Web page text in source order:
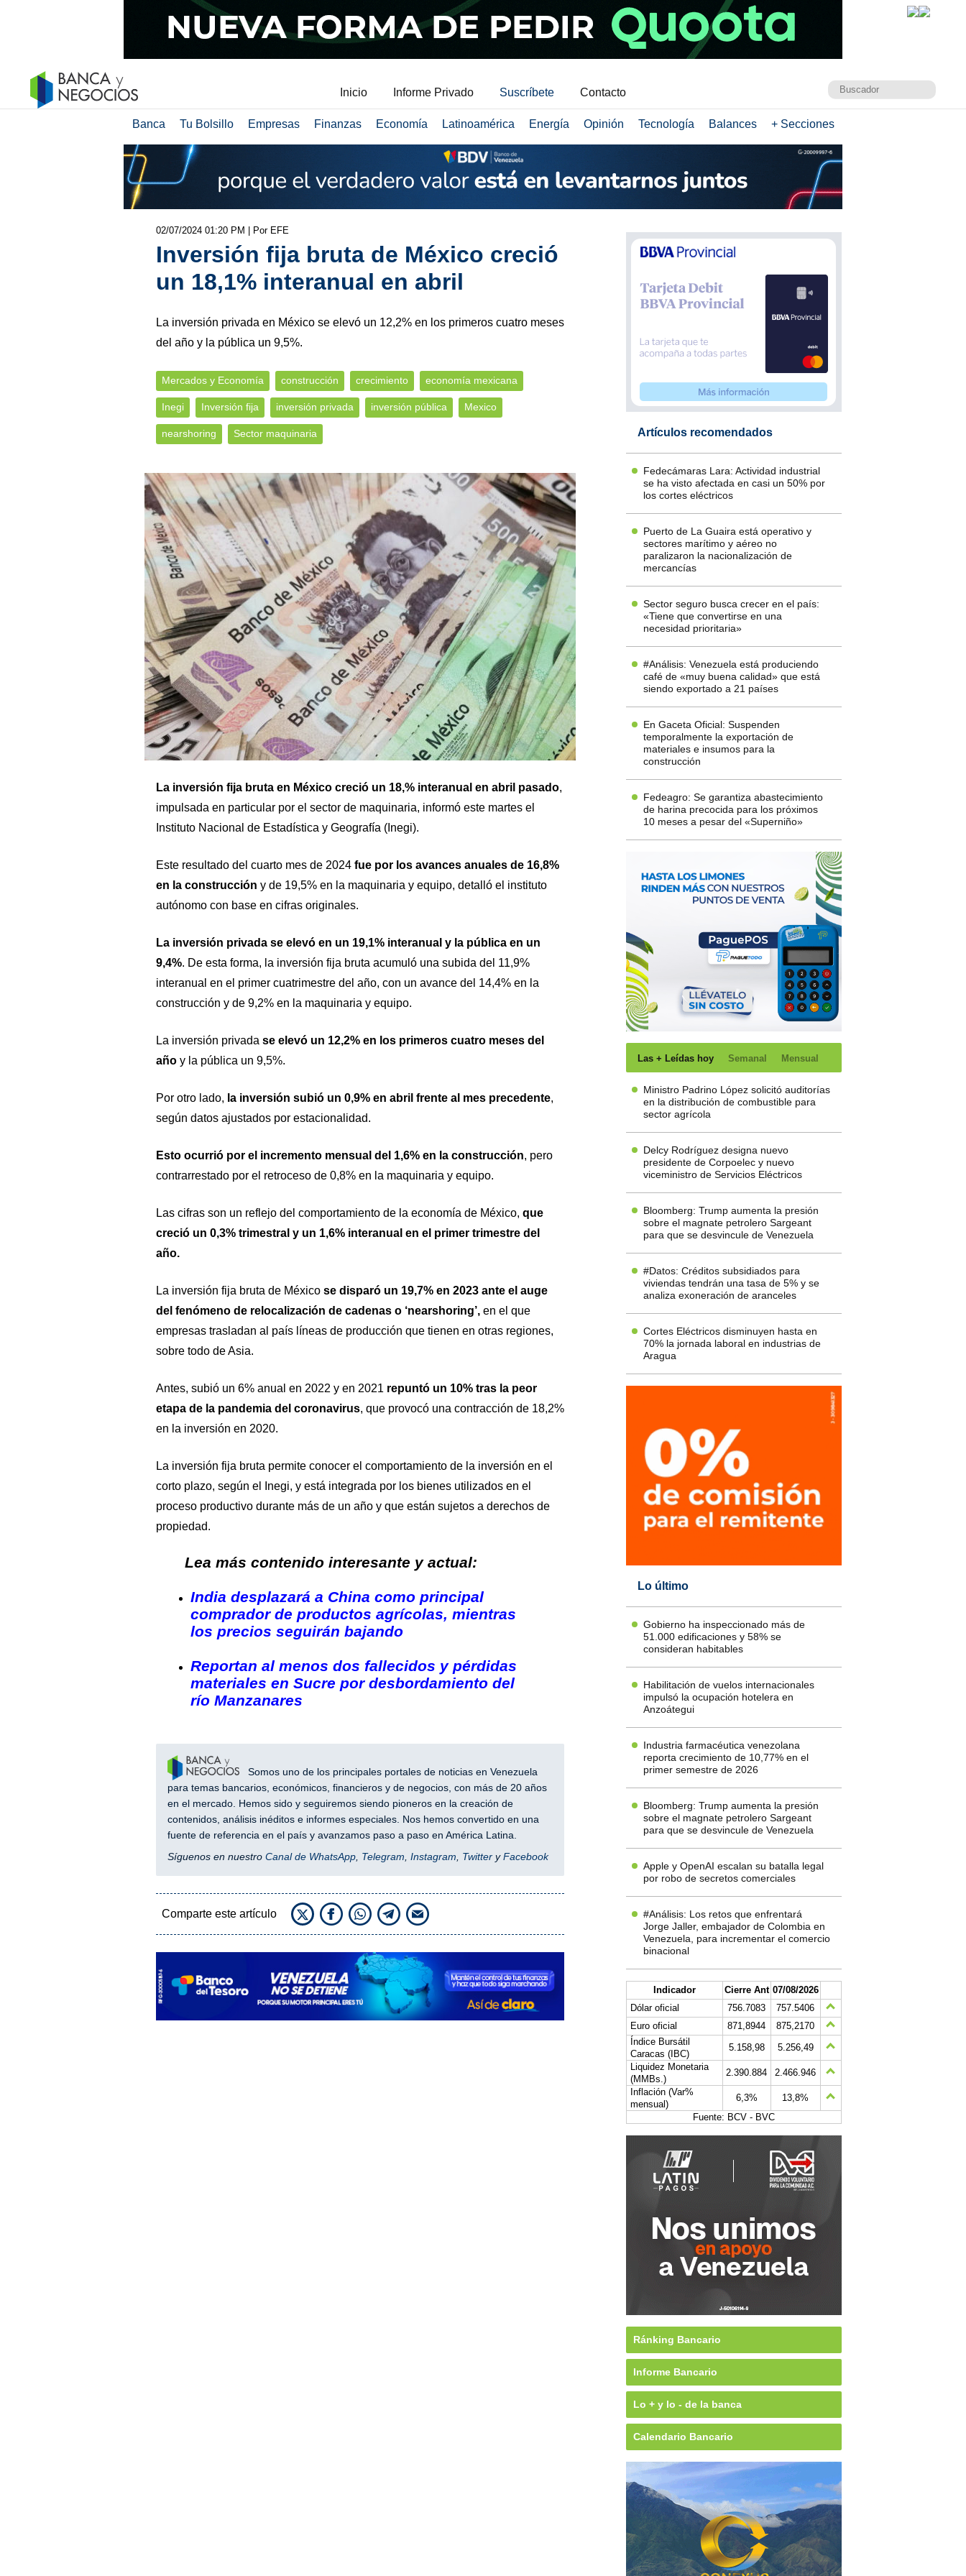
Inicio Informe Privado Suscríbete Contacto
Banca Tu Bolsillo Empresas Finanzas Economía Latinoamérica Energía Opinión Tecnología Balances + Secciones
02/07/2024 01:20 PM | Por EFE
Inversión fija bruta de México creció
un 18,1% interanual en abril
La inversión privada en México se elevó un 12,2% en los primeros cuatro meses
del año y la pública un 9,5%.
Mercados y Economía construcción crecimiento economía mexicana
Inegi Inversión fija inversión privada inversión pública Mexico
nearshoring Sector maquinaria
La inversión fija bruta en México creció un 18,% interanual en abril pasado,
impulsada en particular por el sector de maquinaria, informó este martes el
Instituto Nacional de Estadística y Geografía (Inegi).
Este resultado del cuarto mes de 2024 fue por los avances anuales de 16,8%
en la construcción y de 19,5% en la maquinaria y equipo, detalló el instituto
autónomo con base en cifras originales.
La inversión privada se elevó en un 19,1% interanual y la pública en un
9,4%. De esta forma, la inversión fija bruta acumuló una subida del 11,9%
interanual en el primer cuatrimestre del año, con un avance del 14,4% en la
construcción y de 9,2% en la maquinaria y equipo.
La inversión privada se elevó un 12,2% en los primeros cuatro meses del
añoy la pública un 9,5%.
Por otro lado, la inversión subió un 0,9% en abril frente al mes precedente,
según datos ajustados por estacionalidad.
Esto ocurrió por el incremento mensual del 1,6% en la construcción, pero
contrarrestado por el retroceso de 0,8% en la maquinaria y equipo.
Las cifras son un reflejo del comportamiento de la economía de México, que
creció un 0,3% trimestral y un 1,6% interanual en el primer trimestre del
año.
La inversión fija bruta de México se disparó un 19,7% en 2023 ante el auge
del fenómeno de relocalización de cadenas o ‘nearshoring’,en el que
empresas trasladan al país líneas de producción que tienen en otras regiones,
sobre todo de Asia.
Antes, subió un 6% anual en 2022 y en 2021 repuntó un 10% tras la peor
etapa de la pandemia del coronavirus, que provocó una contracción de 18,2%
en la inversión en 2020.
La inversión fija bruta permite conocer el comportamiento de la inversión en el
corto plazo, según el Inegi, y está integrada por los bienes utilizados en el
proceso productivo durante más de un año y que están sujetos a derechos de
propiedad.
Lea más contenido interesante y actual:
India desplazará a China como principal
comprador de productos agrícolas, mientras
los precios seguirán bajando
Reportan al menos dos fallecidos y pérdidas
materiales en Sucre por desbordamiento del
río Manzanares
Somos uno de los principales portales de noticias en Venezuela
para temas bancarios, económicos, financieros y de negocios, con más de 20 años
en el mercado. Hemos sido y seguiremos siendo pioneros en la creación de
contenidos, análisis inéditos e informes especiales. Nos hemos convertido en una
fuente de referencia en el país y avanzamos paso a paso en América Latina.
Síguenos en nuestro Canal de WhatsApp, Telegram, Instagram, TwitteryFacebook
Comparte este artículo
Artículos recomendados
Fedecámaras Lara: Actividad industrial
se ha visto afectada en casi un 50% por
los cortes eléctricos
Puerto de La Guaira está operativo y
sectores marítimo y aéreo no
paralizaron la nacionalización de
mercancías
Sector seguro busca crecer en el país:
«Tiene que convertirse en una
necesidad prioritaria»
#Análisis: Venezuela está produciendo
café de «muy buena calidad» que está
siendo exportado a 21 países
En Gaceta Oficial: Suspenden
temporalmente la exportación de
materiales e insumos para la
construcción
Fedeagro: Se garantiza abastecimiento
de harina precocida para los próximos
10 meses a pesar del «Superniño»
Las + Leídas hoy Semanal Mensual
Ministro Padrino López solicitó auditorías
en la distribución de combustible para
sector agrícola
Delcy Rodríguez designa nuevo
presidente de Corpoelec y nuevo
viceministro de Servicios Eléctricos
Bloomberg: Trump aumenta la presión
sobre el magnate petrolero Sargeant
para que se desvincule de Venezuela
#Datos: Créditos subsidiados para
viviendas tendrán una tasa de 5% y se
analiza exoneración de aranceles
Cortes Eléctricos disminuyen hasta en
70% la jornada laboral en industrias de
Aragua
Lo último
Gobierno ha inspeccionado más de
51.000 edificaciones y 58% se
consideran habitables
Habilitación de vuelos internacionales
impulsó la ocupación hotelera en
Anzoátegui
Industria farmacéutica venezolana
reporta crecimiento de 10,77% en el
primer semestre de 2026
Bloomberg: Trump aumenta la presión
sobre el magnate petrolero Sargeant
para que se desvincule de Venezuela
Apple y OpenAI escalan su batalla legal
por robo de secretos comerciales
#Análisis: Los retos que enfrentará
Jorge Jaller, embajador de Colombia en
Venezuela, para incrementar el comercio
binacional
Indicador Cierre Ant 07/08/2026
Dólar oficial
756.7083
757.5406
Euro oficial
871,8944
875,2170
Índice Bursátil
Caracas (IBC)
5.158,98
5.256,49
Liquidez Monetaria
(MMBs.)
2.390.884
2.466.946
Inflación (Var%
mensual)
6,3%
13,8%
Fuente: BCV - BVC
Ránking Bancario
Informe Bancario
Lo + y lo - de la banca
Calendario Bancario